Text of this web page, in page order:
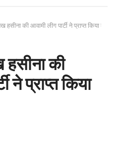
हसीना की आवामी लीग पार्टी ने प्राप्त किया बहुमत
की
ने प्राप्त किया